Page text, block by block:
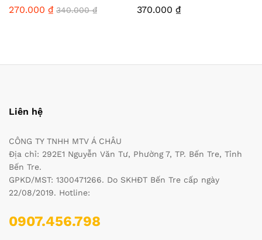
270.000 ₫ 340.000₫ 370.000 ₫
Liên hệ
CÔNG TY TNHH MTV Á CHÂU
Địa chỉ: 292E1 Nguyễn Văn Tư, Phường 7, TP. Bến Tre, Tỉnh
Bến Tre.
GPKD/MST: 1300471266. Do SKHĐT Bến Tre cấp ngày
22/08/2019. Hotline:
0907.456.798